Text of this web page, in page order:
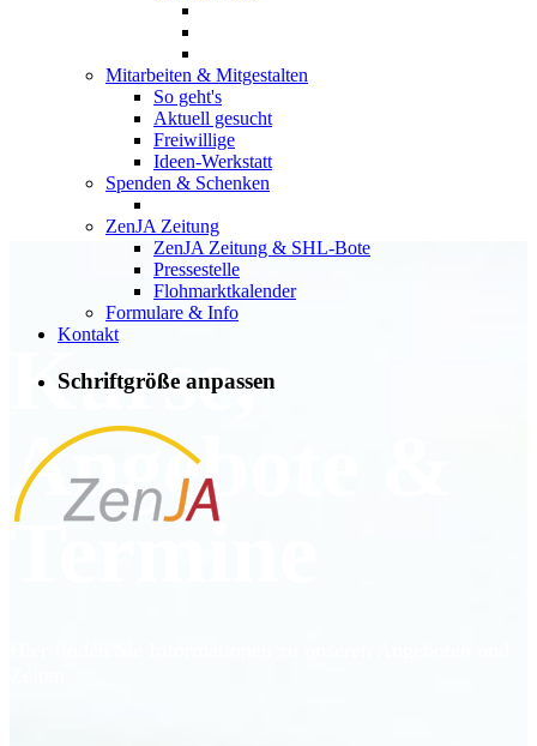
Mitarbeiten & Mitgestalten
So geht's
Aktuell gesucht
Freiwillige
Ideen-Werkstatt
Spenden & Schenken
ZenJA Zeitung
ZenJA Zeitung & SHL-Bote
Pressestelle
Flohmarktkalender
Formulare & Info
Kontakt
Schriftgröße anpassen
Kurse,
Angebote &
Termine